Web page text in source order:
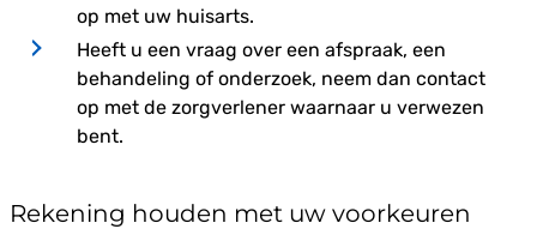
op met uw huisarts.
Heeft u een vraag over een afspraak, een
behandeling of onderzoek, neem dan contact
op met de zorgverlener waarnaar u verwezen
bent.
Rekening houden met uw voorkeuren